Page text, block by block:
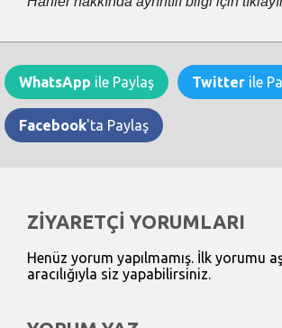
WhatsApp ile Paylaş Twitter ile
Facebook'ta Paylaş
ZİYARETÇİ YORUMLARI
Henüz yorum yapılmamış. İlk yorumu
aracılığıyla siz yapabilirsiniz.